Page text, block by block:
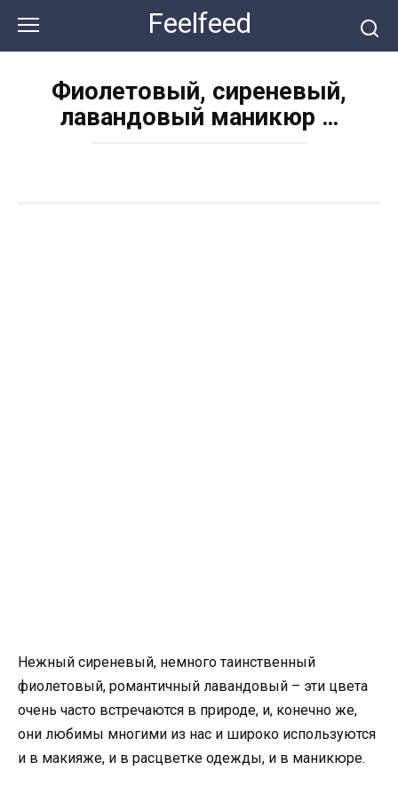
контенту
Feelfeed
Фиолетовый, сиреневый,
лавандовый маникюр …
Нежный сиреневый, немного таинственный
фиолетовый, романтичный лавандовый – эти цвета
очень часто встречаются в природе, и, конечно же,
они любимы многими из нас и широко используются
и в макияже, и в расцветке одежды, и в маникюре.